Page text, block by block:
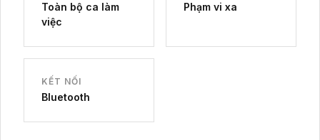
Toàn bộ ca làm
việc
Phạm vi xa
KẾT NỐI
Bluetooth